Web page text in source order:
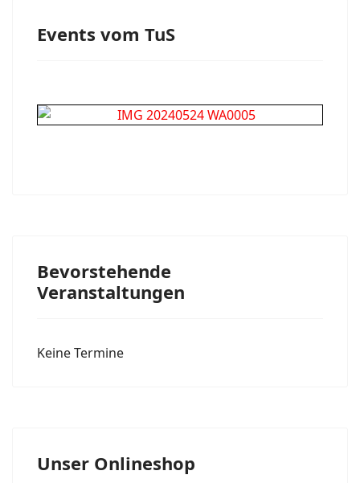
Events vom TuS
Bevorstehende
Veranstaltungen
Keine Termine
Unser Onlineshop